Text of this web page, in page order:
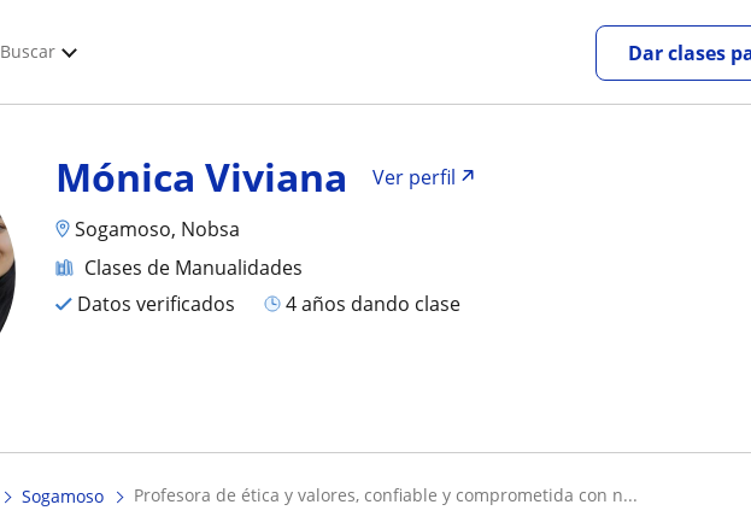
Buscar Dar clases
Mónica Viviana
Ver perfil
Sogamoso, Nobsa
Clases de Manualidades
Datos verificados
4 años dando clase
Sogamoso profesora de ética y valores, confiable y comprometida con n...